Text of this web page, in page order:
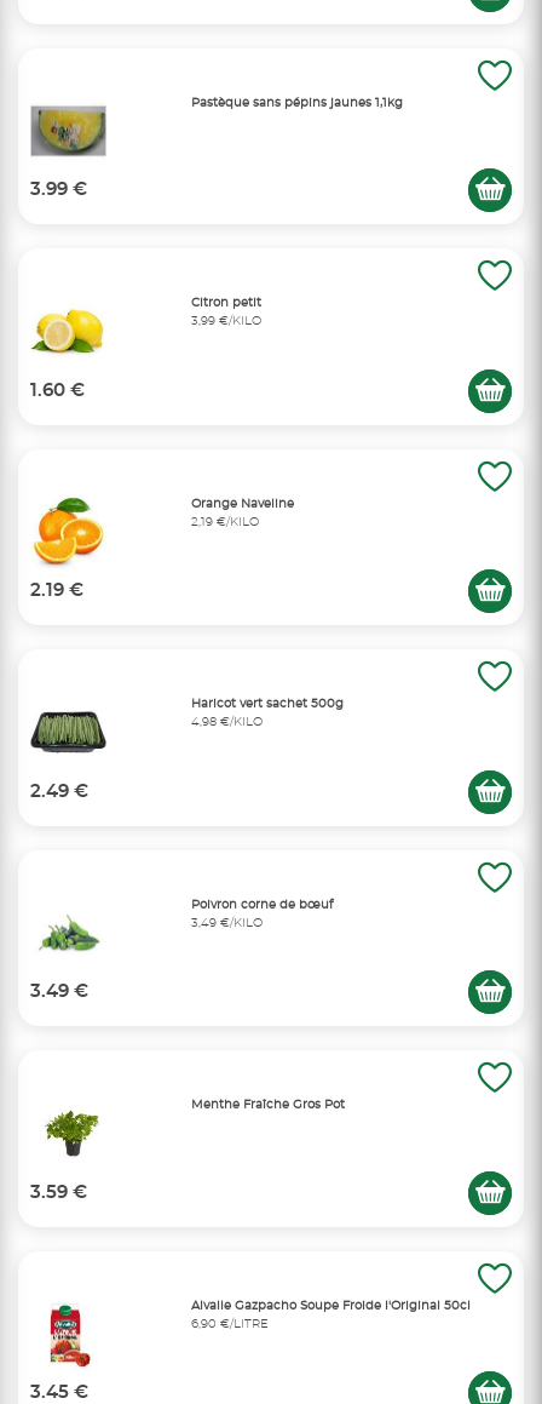
Pastèque sans pépins jaunes 1,1kg
3.99 €
Citron petit
3,99 €/KILO
1.60 €
Orange Naveline
2,19 €/KILO
2.19 €
Haricot vert sachet 500g
4,98 €/KILO
2.49 €
Poivron corne de bœuf
3,49 €/KILO
3.49 €
Menthe Fraîche Gros Pot
3.59 €
Alvalle Gazpacho Soupe Froide l'Original 50cl
6,90 €/LITRE
3.45 €